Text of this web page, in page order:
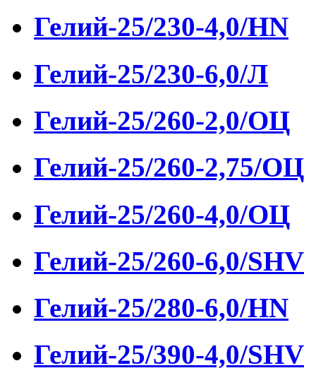
Гелий-25/230-4,0/HN
Гелий-25/230-6,0/Л
Гелий-25/260-2,0/ОЦ
Гелий-25/260-2,75/ОЦ
Гелий-25/260-4,0/ОЦ
Гелий-25/260-6,0/SHV
Гелий-25/280-6,0/HN
Гелий-25/390-4,0/SHV